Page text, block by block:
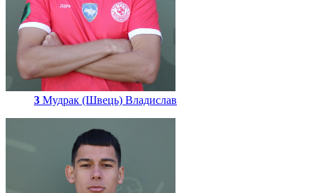
3 Мудрак (Швець) Владислав